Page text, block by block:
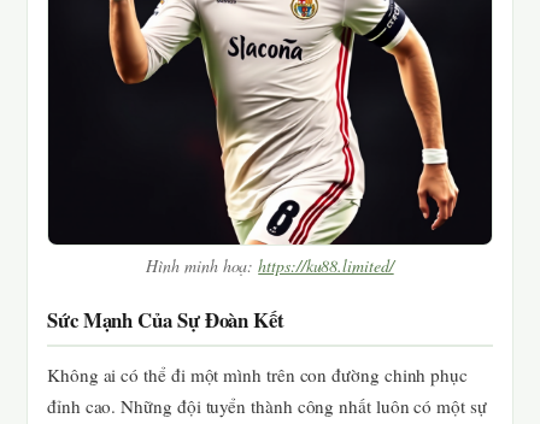
Hình minh hoạ:https://ku88.limited/
Sức Mạnh Của Sự Đoàn Kết
Không ai có thể đi một mình trên con đường chinh phục
đỉnh cao. Những đội tuyển thành công nhất luôn có một sự